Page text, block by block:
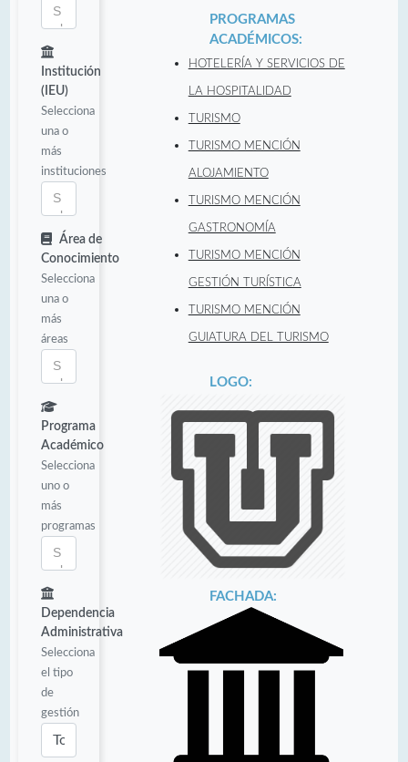
Institución
(IEU)
Selecciona
una o
más
instituciones
Área de
Conocimiento
Selecciona
una o
más
áreas
Programa
Académico
Selecciona
uno o
más
programas
Dependencia
Administrativa
Selecciona
el tipo
de
gestión
PROGRAMAS
ACADÉMICOS:
HOTELERÍA Y SERVICIOS DE
LA HOSPITALIDAD
TURISMO
TURISMO MENCIÓN
ALOJAMIENTO
TURISMO MENCIÓN
GASTRONOMÍA
TURISMO MENCIÓN
GESTIÓN TURÍSTICA
TURISMO MENCIÓN
GUIATURA DEL TURISMO
LOGO:
FACHADA: